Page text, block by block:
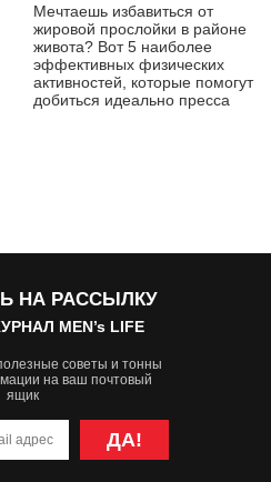
Мечтаешь избавиться от
жировой прослойки в районе
живота? Вот 5 наиболее
эффективных физических
активностей, которые помогут
добиться идеально пресса
НА РАССЫЛКУ
MEN’s LIFE
советы и тонны
на ваш почтовый
ящик
ДА!